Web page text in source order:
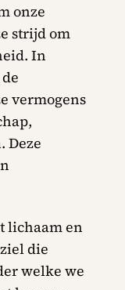
onze
strijd om
In
vermogens
Deze
lichaam en
die
welke we